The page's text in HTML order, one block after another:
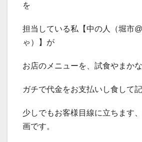
を
担当している私【中の人（堀市
ゃ）】が
お店のメニューを、試食やまか
ガチで代金をお支払いし食して
少しでもお客様目線に立ちます
画です。